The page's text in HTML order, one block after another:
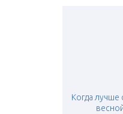
Когда лучше